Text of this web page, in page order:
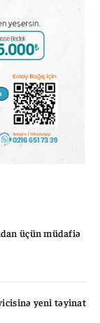
üçün müdafiə
yeni təyinat